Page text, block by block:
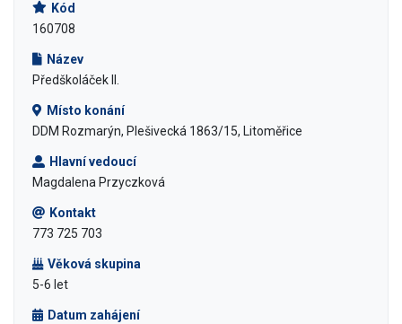
Kód
160708
Název
Předškoláček II.
Místo konání
DDM Rozmarýn, Plešivecká 1863/15, Litoměřice
Hlavní vedoucí
Magdalena Przyczková
Kontakt
773 725 703
Věková skupina
5-6 let
Datum zahájení